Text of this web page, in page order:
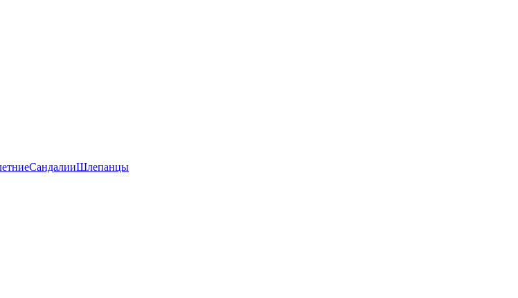
СандалииШлепанцы